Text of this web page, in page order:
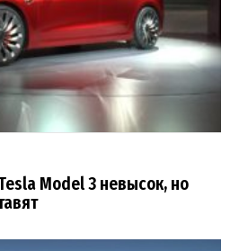
Model 3 невысок, но